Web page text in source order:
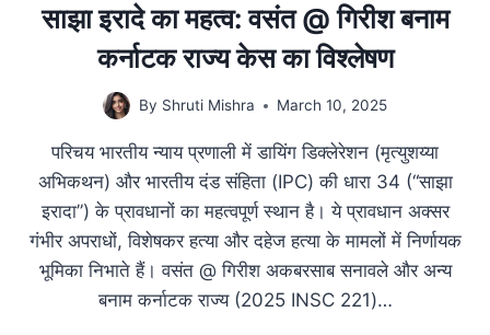
साझा इरादे का महत्व: वसंत @ गिरीश बनाम
कर्नाटक राज्य केस का विश्लेषण
By Shruti Mishra March 10, 2025
परिचय भारतीय न्याय प्रणाली में डायिंग डिक्लेरेशन (मृत्युशय्या
अभिकथन) और भारतीय दंड संहिता (IPC) की धारा 34 (“साझा
इरादा”) के प्रावधानों का महत्वपूर्ण स्थान है। ये प्रावधान अक्सर
गंभीर अपराधों, विशेषकर हत्या और दहेज हत्या के मामलों में निर्णायक
भूमिका निभाते हैं। वसंत @ गिरीश अकबरसाब सनावले और अन्य
बनाम कर्नाटक राज्य (2025 INSC 221)…